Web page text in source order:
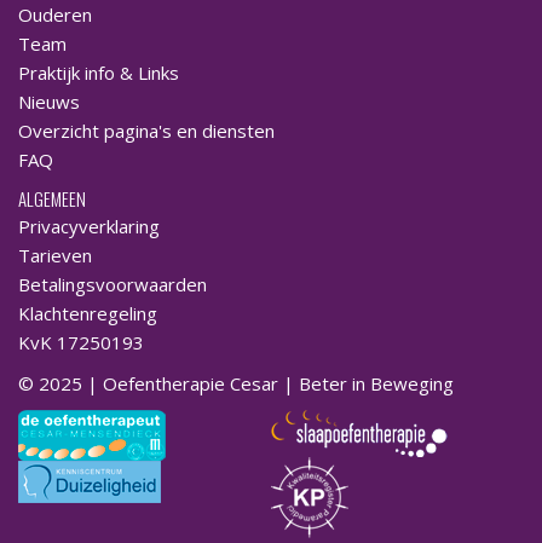
Ouderen
Team
Praktijk info & Links
Nieuws
Overzicht pagina's en diensten
FAQ
ALGEMEEN
Privacyverklaring
Tarieven
Betalingsvoorwaarden
Klachtenregeling
KvK 17250193
© 2025 | Oefentherapie Cesar | Beter in Beweging